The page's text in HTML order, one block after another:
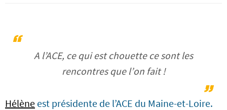
A l’ACE, ce qui est chouette ce sont les
rencontres que l’on fait !
Hélène est présidente de l’ACE du Maine-et-Loire.